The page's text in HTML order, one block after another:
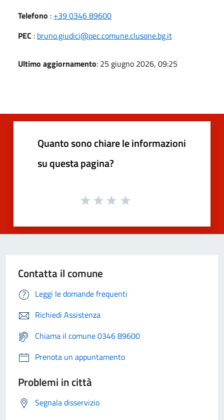
Telefono : +39 0346 89600
PEC : bruno.giudici@pec.comune.clusone.bg.it
Ultimo aggiornamento: 25 giugno 2026, 09:25
Quanto sono chiare le informazioni
su questa pagina?
Contatta il comune
Leggi le domande frequenti
Richiedi Assistenza
Chiama il comune 0346 89600
Prenota un appuntamento
Problemi in città
Segnala disservizio